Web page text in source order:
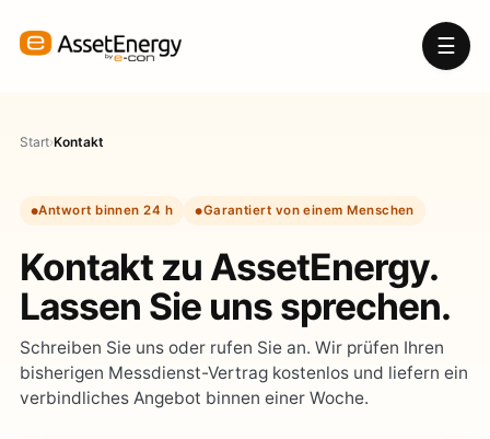
☰
Start›Kontakt
Antwort binnen 24 h Garantiert von einem Menschen
Kontakt zu AssetEnergy.
Lassen Sie uns sprechen.
Schreiben Sie uns oder rufen Sie an. Wir prüfen Ihren
bisherigen Messdienst-Vertrag kostenlos und liefern ein
verbindliches Angebot binnen einer Woche.